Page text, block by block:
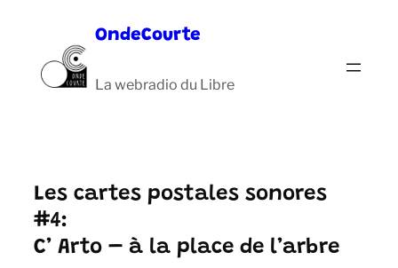
contenu
OndeCourte
La webradio du Libre
Les cartes postales sonores
#4:
C’ Arto – à la place de l’arbre